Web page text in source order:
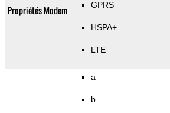
Propriétés Modem GPRS
HSPA+
LTE
a
b